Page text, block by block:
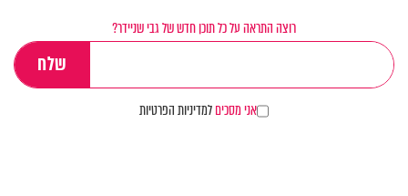
רוצה התראה על כל תוכן חדש של גבי שניידר?
אני מסכיםלמדיניות הפרטיות